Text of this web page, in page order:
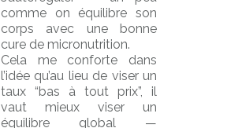
comme on équilibre son
corps avec une bonne
cure de micronutrition.
Cela me conforte dans
l’idée qu’au lieu de viser un
taux “bas à tout prix”, il
vaut mieux viser un
équilibre global —